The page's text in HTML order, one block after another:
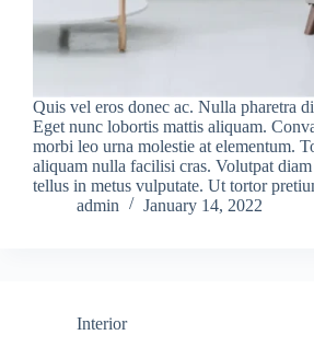
Quis vel eros donec ac. Nulla pharetra
Eget nunc lobortis mattis aliquam.
morbi leo urna molestie at elementum.
aliquam nulla facilisi cras. Volutpat
tellus in metus vulputate. Ut tortor
admin
January 14, 2022
Interior